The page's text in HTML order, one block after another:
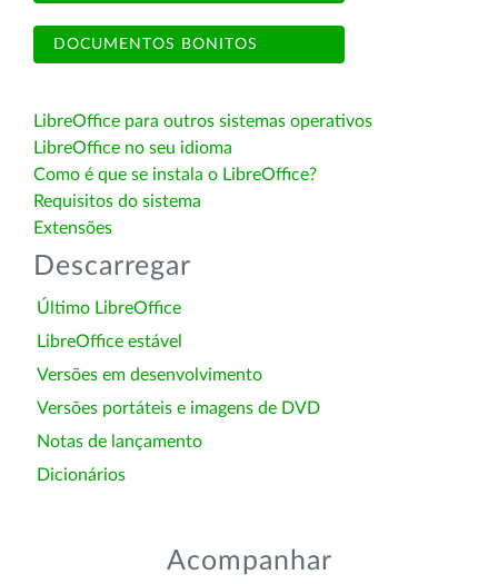
DOCUMENTOS BONITOS
LibreOffice para outros sistemas operativos
LibreOffice no seu idioma
Como é que se instala o LibreOffice?
Requisitos do sistema
Extensões
Descarregar
Último LibreOffice
LibreOffice estável
Versões em desenvolvimento
Versões portáteis e imagens de DVD
Notas de lançamento
Dicionários
Acompanhar